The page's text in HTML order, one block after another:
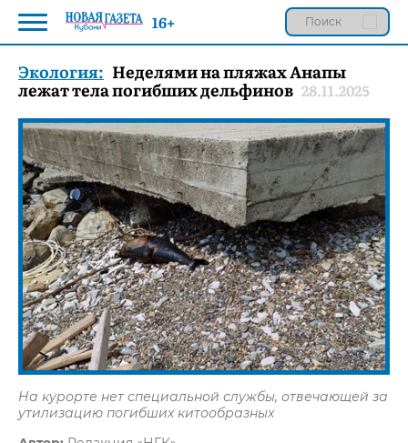
Экология: Неделями на пляжах Анапы
лежат тела погибших дельфинов 28.11.2025
На курорте нет специальной службы, отвечающей за
утилизацию погибших китообразных
16+